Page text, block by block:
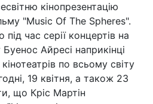
кінопрезентацію
"Music Of The Spheres".
під час серії концертів на
Айресі наприкінці
по всьому світу
19 квітня, а також 23
що Кріс Мартін